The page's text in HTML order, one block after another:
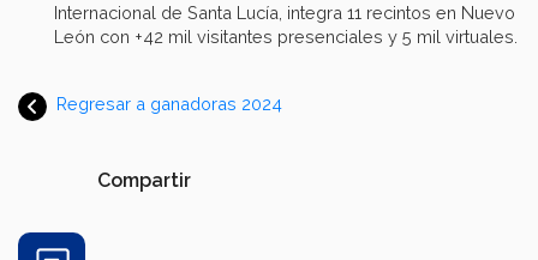
Internacional de Santa Lucía, integra 11 recintos en Nuevo
León con +42 mil visitantes presenciales y 5 mil virtuales.
Regresar a ganadoras 2024
Compartir